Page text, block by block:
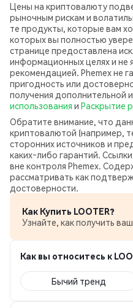
Цены на криптовалюту
рыночным рискам и
те продукты, которые вам
которых вы полностью
странице предоставлена
информационных целях и не
рекомендацией. Phemex не
пригодность или
получения дополнительной
использования и Раскрытие
Обратите внимание, что
криптовалютой (например,
сторонних источников и
каких‑либо гарантий.
вне контроля Phemex.
рассматривать как
достоверности.
Как Купить LOOTER?
Узнайте, как получить
Как вы относитесь к
Бычий тренд